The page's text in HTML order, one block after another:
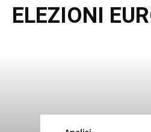
ELEZIONI